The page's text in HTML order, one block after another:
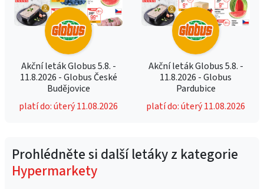
Akční leták Globus 5.8. -
11.8.2026 - Globus České
Budějovice
platí do: úterý 11.08.2026
Akční leták Globus 5.8. -
11.8.2026 - Globus
Pardubice
platí do: úterý 11.08.2026
Prohlédněte si další letáky z kategorie
Hypermarkety